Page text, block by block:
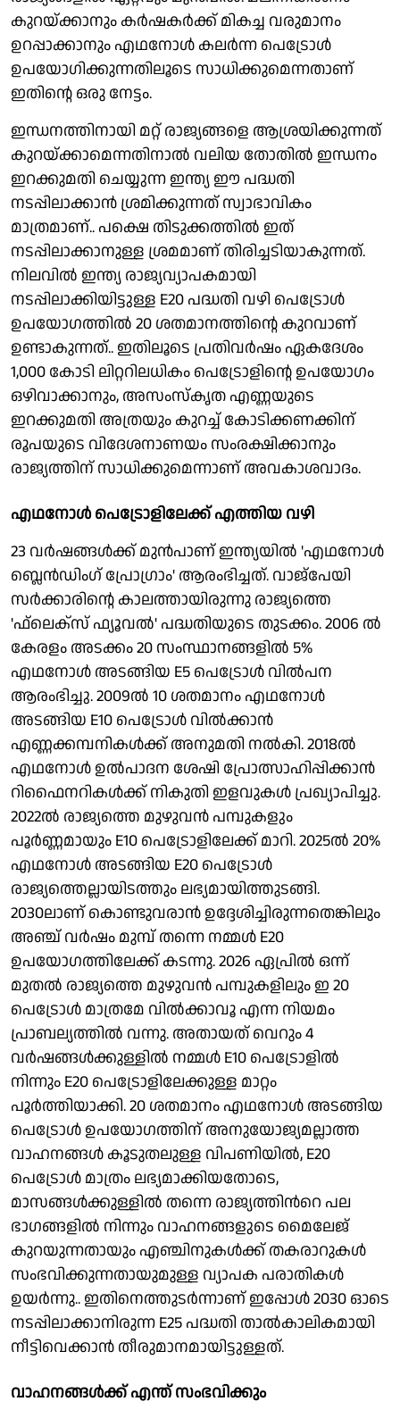
കുറയ്ക്കാനും കർഷകർക്ക് മികച്ച വരുമാനം
ഉറപ്പാക്കാനും എഥനോൾ കലർന്ന പെട്രോൾ
ഉപയോഗിക്കുന്നതിലൂടെ സാധിക്കുമെന്നതാണ്
ഇതിന്റെ ഒരു നേട്ടം.
ഇന്ധനത്തിനായി മറ്റ് രാജ്യങ്ങളെ ആശ്രയിക്കുന്നത്
കുറയ്ക്കാമെന്നതിനാൽ വലിയ തോതിൽ ഇന്ധനം
ഇറക്കുമതി ചെയ്യുന്ന ഇന്ത്യ ഈ പദ്ധതി
നടപ്പിലാക്കാൻ ശ്രമിക്കുന്നത് സ്വാഭാവികം
മാത്രമാണ്.. പക്ഷെ തിടുക്കത്തിൽ ഇത്
നടപ്പിലാക്കാനുള്ള ശ്രമമാണ് തിരിച്ചടിയാകുന്നത്.
നിലവിൽ ഇന്ത്യ രാജ്യവ്യാപകമായി
നടപ്പിലാക്കിയിട്ടുള്ള E20 പദ്ധതി വഴി പെട്രോൾ
ഉപയോഗത്തിൽ 20 ശതമാനത്തിന്റെ കുറവാണ്
ഉണ്ടാകുന്നത്.. ഇതിലൂടെ പ്രതിവർഷം ഏകദേശം
1,000 കോടി ലിറ്ററിലധികം പെട്രോളിന്റെ ഉപയോഗം
ഒഴിവാക്കാനും, അസംസ്‌കൃത എണ്ണയുടെ
ഇറക്കുമതി അത്രയും കുറച്ച് കോടിക്കണക്കിന്
രൂപയുടെ വിദേശനാണയം സംരക്ഷിക്കാനും
രാജ്യത്തിന് സാധിക്കുമെന്നാണ് അവകാശവാദം.
എഥനോൾ പെട്രോളിലേക്ക് എത്തിയ വഴി
23 വർഷങ്ങൾക്ക് മുൻപാണ് ഇന്ത്യയിൽ 'എഥനോൾ
ബ്ലെൻഡിംഗ് പ്രോഗ്രാം' ആരംഭിച്ചത്. വാജ്‌പേയി
സർക്കാരിന്റെ കാലത്തായിരുന്നു രാജ്യത്തെ
'ഫ്‌ലെക്‌സ് ഫ്യൂവൽ' പദ്ധതിയുടെ തുടക്കം. 2006 ൽ
കേരളം അടക്കം 20 സംസ്ഥാനങ്ങളിൽ 5%
എഥനോൾ അടങ്ങിയ E5 പെട്രോൾ വിൽപന
ആരംഭിച്ചു. 2009ൽ 10 ശതമാനം എഥനോൾ
അടങ്ങിയ E10 പെട്രോൾ വിൽക്കാൻ
എണ്ണക്കമ്പനികൾക്ക് അനുമതി നൽകി. 2018ൽ
എഥനോൾ ഉൽപാദന ശേഷി പ്രോത്സാഹിപ്പിക്കാൻ
റിഫൈനറികൾക്ക് നികുതി ഇളവുകൾ പ്രഖ്യാപിച്ചു.
2022ൽ രാജ്യത്തെ മുഴുവൻ പമ്പുകളും
പൂർണ്ണമായും E10 പെട്രോളിലേക്ക് മാറി. 2025ൽ 20%
എഥനോൾ അടങ്ങിയ E20 പെട്രോൾ
രാജ്യത്തെല്ലായിടത്തും ലഭ്യമായിത്തുടങ്ങി.
2030ലാണ് കൊണ്ടുവരാൻ ഉദ്ദേശിച്ചിരുന്നതെങ്കിലും
അഞ്ച് വർഷം മുമ്പ് തന്നെ നമ്മൾ E20
ഉപയോഗത്തിലേക്ക് കടന്നു. 2026 ഏപ്രിൽ ഒന്ന്
മുതൽ രാജ്യത്തെ മുഴുവൻ പമ്പുകളിലും ഇ 20
പെട്രോൾ മാത്രമേ വിൽക്കാവൂ എന്ന നിയമം
പ്രാബല്യത്തിൽ വന്നു. അതായത് വെറും 4
വർഷങ്ങൾക്കുള്ളിൽ നമ്മൾ E10 പെട്രോളിൽ
നിന്നും E20 പെട്രോളിലേക്കുള്ള മാറ്റം
പൂർത്തിയാക്കി. 20 ശതമാനം എഥനോൾ അടങ്ങിയ
പെട്രോൾ ഉപയോഗത്തിന് അനുയോജ്യമല്ലാത്ത
വാഹനങ്ങൾ കൂടുതലുള്ള വിപണിയിൽ, E20
പെട്രോൾ മാത്രം ലഭ്യമാക്കിയതോടെ,
മാസങ്ങൾക്കുള്ളിൽ തന്നെ രാജ്യത്തിൻറെ പല
ഭാഗങ്ങളിൽ നിന്നും വാഹനങ്ങളുടെ മൈലേജ്
കുറയുന്നതായും എഞ്ചിനുകൾക്ക് തകരാറുകൾ
സംഭവിക്കുന്നതായുമുള്ള വ്യാപക പരാതികൾ
ഉയർന്നു.. ഇതിനെത്തുടർന്നാണ് ഇപ്പോൾ 2030 ഓടെ
നടപ്പിലാക്കാനിരുന്ന E25 പദ്ധതി താൽകാലികമായി
നീട്ടിവെക്കാൻ തീരുമാനമായിട്ടുള്ളത്.
വാഹനങ്ങൾക്ക് എന്ത് സംഭവിക്കും